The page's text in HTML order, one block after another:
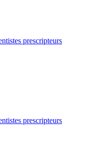
prescripteurs
prescripteurs